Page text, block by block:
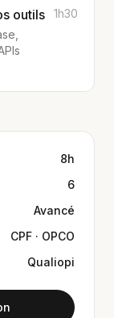
outils 1h30
8h
6
Avancé
CPF · OPCO
Qualiopi